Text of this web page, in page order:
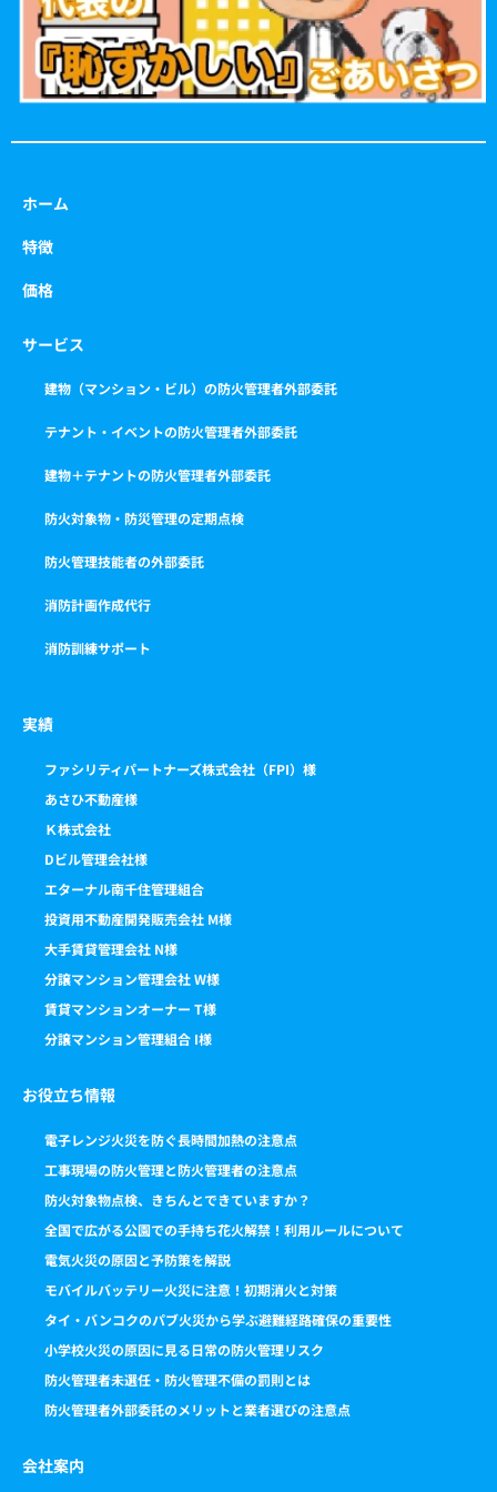
ホーム
特徴
価格
サービス
建物（マンション・ビル）の防火管理者外部委託
テナント・イベントの防火管理者外部委託
建物＋テナントの防火管理者外部委託
防火対象物・防災管理の定期点検
防火管理技能者の外部委託
消防計画作成代行
消防訓練サポート
実績
ファシリティパートナーズ株式会社（FPI）様
あさひ不動産様
Ｋ株式会社
Dビル管理会社様
エターナル南千住管理組合
投資用不動産開発販売会社 M様
大手賃貸管理会社 N様
分譲マンション管理会社 W様
賃貸マンションオーナー T様
分譲マンション管理組合 I様
お役立ち情報
電子レンジ火災を防ぐ長時間加熱の注意点
工事現場の防火管理と防火管理者の注意点
防火対象物点検、きちんとできていますか？
全国で広がる公園での手持ち花火解禁！利用ルールについて
電気火災の原因と予防策を解説
モバイルバッテリー火災に注意！初期消火と対策
タイ・バンコクのパブ火災から学ぶ避難経路確保の重要性
小学校火災の原因に見る日常の防火管理リスク
防火管理者未選任・防火管理不備の罰則とは
防火管理者外部委託のメリットと業者選びの注意点
会社案内